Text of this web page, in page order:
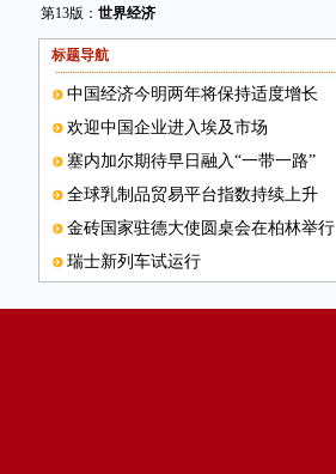
第13版： 世界经济
标题导航
中国经济今明两年将保持适度增长
欢迎中国企业进入埃及市场
塞内加尔期待早日融入“一带一路”
全球乳制品贸易平台指数持续上升
金砖国家驻德大使圆桌会在柏林举行
瑞士新列车试运行